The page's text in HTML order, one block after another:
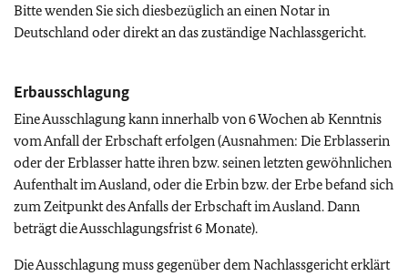
Bitte wenden Sie sich diesbezüglich an einen Notar in
Deutschland oder direkt an das zuständige Nachlassgericht.
Erbausschlagung
Eine Ausschlagung kann innerhalb von 6 Wochen ab Kenntnis
vom Anfall der Erbschaft erfolgen (Ausnahmen: Die Erblasserin
oder der Erblasser hatte ihren bzw. seinen letzten gewöhnlichen
Aufenthalt im Ausland, oder die Erbin bzw. der Erbe befand sich
zum Zeitpunkt des Anfalls der Erbschaft im Ausland. Dann
beträgt die Ausschlagungsfrist 6 Monate).
Die Ausschlagung muss gegenüber dem Nachlassgericht erklärt